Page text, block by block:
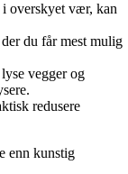
i overskyet vær, kan
du får mest mulig
vegger og
redusere
enn kunstig